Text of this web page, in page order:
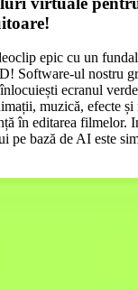
epic cu un
Software-ul nostru
ecranul
muzică, efecte
în editarea filmelor.
pe bază de AI este